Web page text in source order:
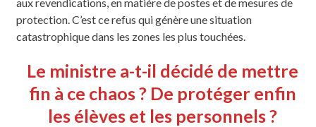
protection. C’est ce refus qui génère une situation
catastrophique dans les zones les plus touchées.
Le ministre a-t-il décidé de mettre
fin à ce chaos ? De protéger enfin
les élèves et les personnels ?